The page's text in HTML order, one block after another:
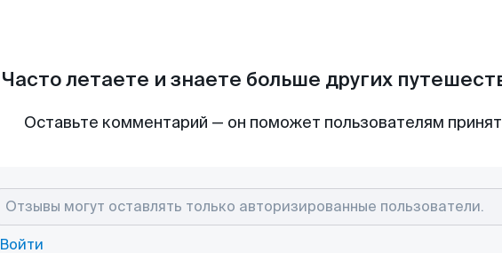
Часто летаете и знаете больше других
Оставьте комментарий — он поможет пользователям
Войти